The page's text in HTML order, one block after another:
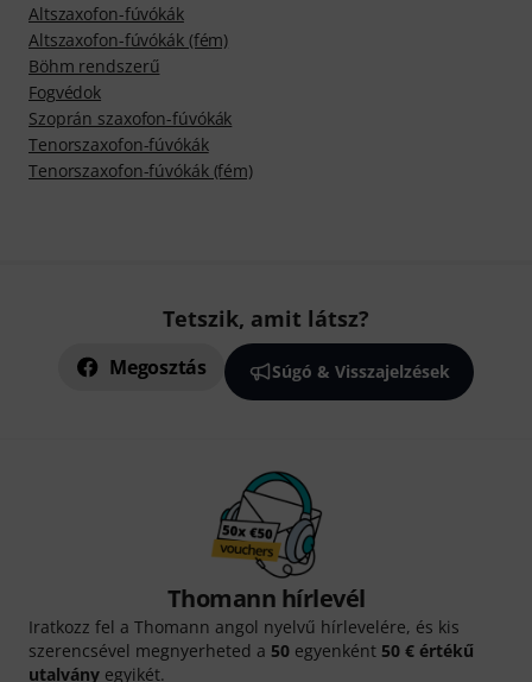
Altszaxofon-fúvókák
Altszaxofon-fúvókák (fém)
Böhm rendszerű
Fogvédok
Szoprán szaxofon-fúvókák
Tenorszaxofon-fúvókák
Tenorszaxofon-fúvókák (fém)
Tetszik, amit látsz?
Megosztás Súgó & Visszajelzések
Thomann hírlevél
Iratkozz fel a Thomann angol nyelvű hírlevelére, és kis
szerencsével megnyerheted a 50 egyenként 50 € értékű
utalvány egyikét.